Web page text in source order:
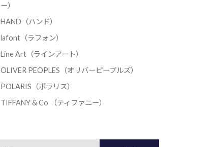
ー）
HAND（ハンド）
lafont（ラフォン）
Line Art（ラインアート）
OLIVER PEOPLES（オリバーピープルズ）
POLARIS（ポラリス）
TIFFANY & Co （ティファニー）